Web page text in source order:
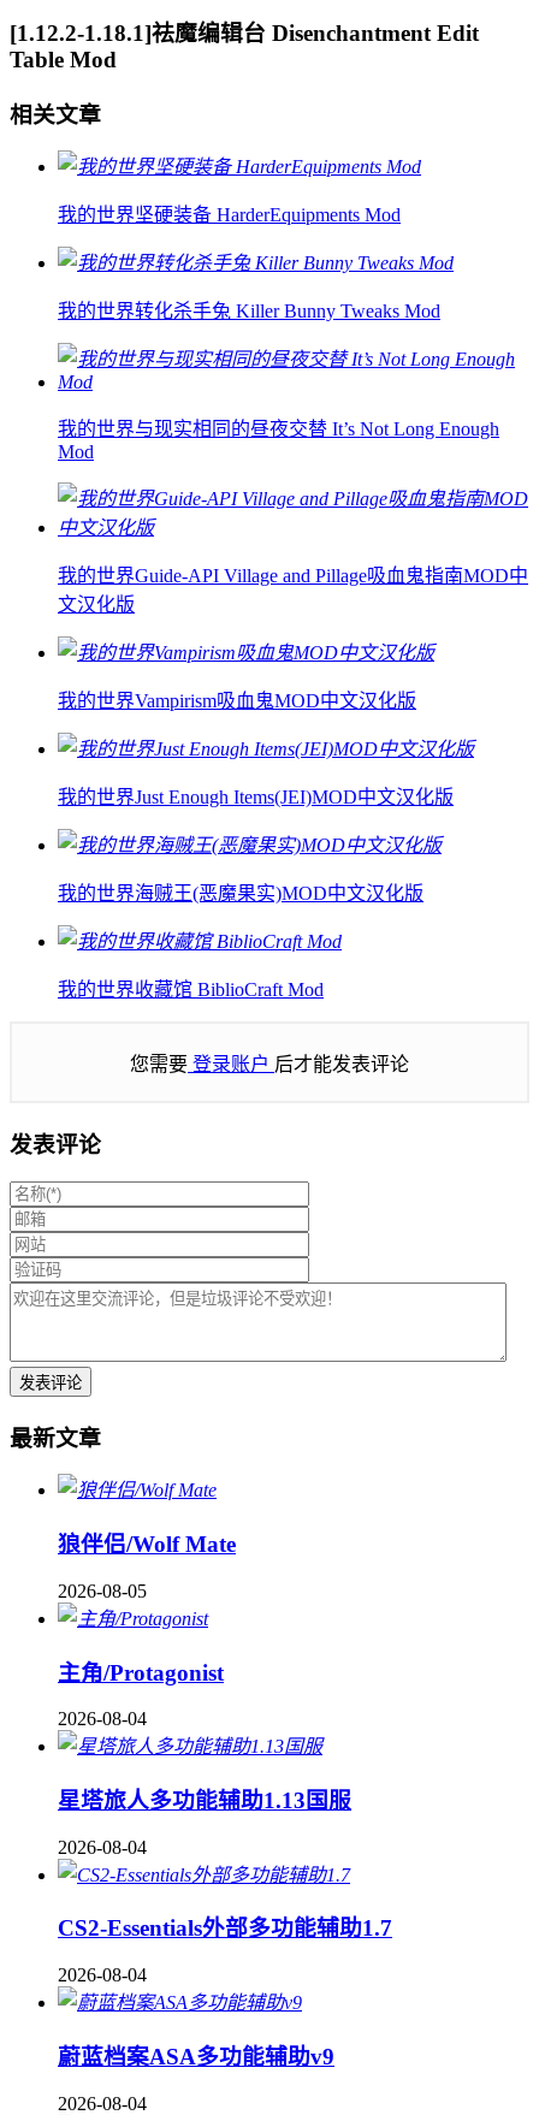
[1.12.2-1.18.1]祛魔编辑台 Disenchantment Edit
Table Mod
相关文章
我的世界坚硬装备 HarderEquipments Mod
我的世界转化杀手兔 Killer Bunny Tweaks Mod
我的世界与现实相同的昼夜交替 It’s Not Long Enough
Mod
我的世界Guide-API Village and Pillage吸血鬼指南MOD中
文汉化版
我的世界Vampirism吸血鬼MOD中文汉化版
我的世界Just Enough Items(JEI)MOD中文汉化版
我的世界海贼王(恶魔果实)MOD中文汉化版
我的世界收藏馆 BiblioCraft Mod
您需要 登录账户 后才能发表评论
发表评论
最新文章
狼伴侣/Wolf Mate
2026-08-05
主角/Protagonist
2026-08-04
星塔旅人多功能辅助1.13国服
2026-08-04
CS2-Essentials外部多功能辅助1.7
2026-08-04
蔚蓝档案ASA多功能辅助v9
2026-08-04